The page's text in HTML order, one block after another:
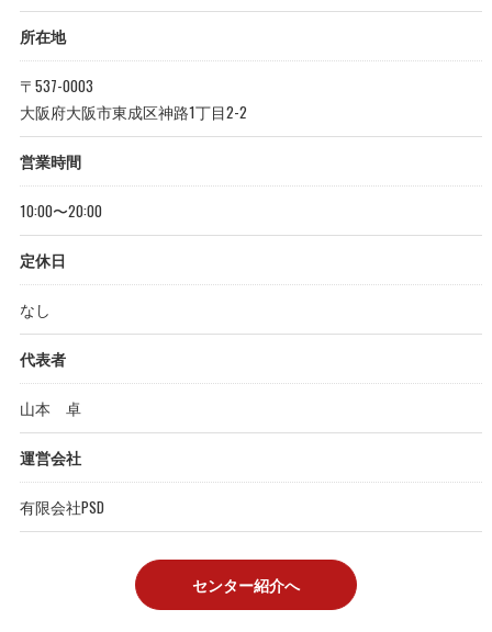
所在地
〒537-0003
大阪府大阪市東成区神路1丁目2-2
営業時間
10:00〜20:00
定休日
なし
代表者
山本 卓
運営会社
有限会社PSD
センター紹介へ